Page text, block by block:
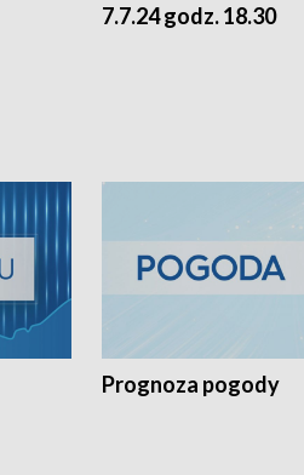
7.7.24 godz. 18.30
Prognoza pogody